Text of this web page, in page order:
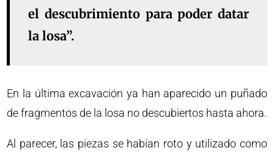
el descubrimiento para poder datar
la losa”.
En la última excavación ya han aparecido un puñado
de fragmentos de la losa no descubiertos hasta ahora.
Al parecer, las piezas se habían roto y utilizado como